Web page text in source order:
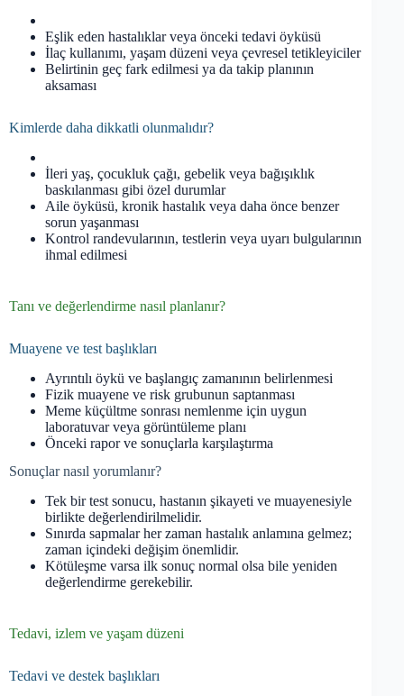
Eşlik eden hastalıklar veya önceki tedavi öyküsü
İlaç kullanımı, yaşam düzeni veya çevresel tetikleyiciler
Belirtinin geç fark edilmesi ya da takip planının
aksaması
Kimlerde daha dikkatli olunmalıdır?
İleri yaş, çocukluk çağı, gebelik veya bağışıklık
baskılanması gibi özel durumlar
Aile öyküsü, kronik hastalık veya daha önce benzer
sorun yaşanması
Kontrol randevularının, testlerin veya uyarı bulgularının
ihmal edilmesi
Tanı ve değerlendirme nasıl planlanır?
Muayene ve test başlıkları
Ayrıntılı öykü ve başlangıç zamanının belirlenmesi
Fizik muayene ve risk grubunun saptanması
Meme küçültme sonrası nemlenme için uygun
laboratuvar veya görüntüleme planı
Önceki rapor ve sonuçlarla karşılaştırma
Sonuçlar nasıl yorumlanır?
Tek bir test sonucu, hastanın şikayeti ve muayenesiyle
birlikte değerlendirilmelidir.
Sınırda sapmalar her zaman hastalık anlamına gelmez;
zaman içindeki değişim önemlidir.
Kötüleşme varsa ilk sonuç normal olsa bile yeniden
değerlendirme gerekebilir.
Tedavi, izlem ve yaşam düzeni
Tedavi ve destek başlıkları